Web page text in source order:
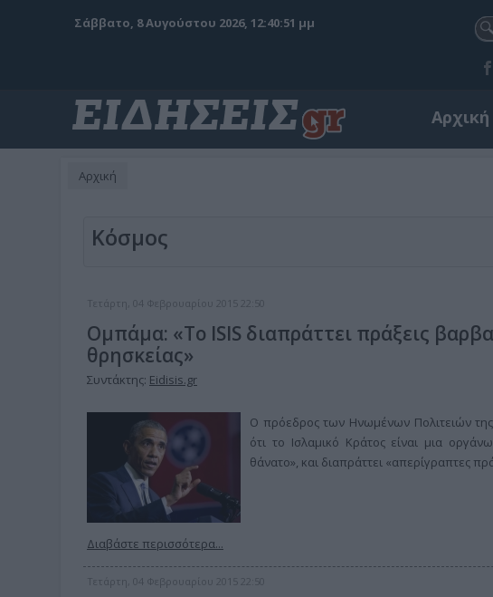
Σάββατο, 8 Αυγούστου 2026, 12:40:52 μμ
Αρχική
Αρχική
Κόσμος
Τετάρτη, 04 Φεβρουαρίου 2015 22:50
Ομπάμα: «Το ISIS διαπράττει πράξεις
θρησκείας»
Συντάκτης: Eidisis.gr
Ο πρόεδρος των Ηνωμένων Πολιτειών
ότι το Ισλαμικό Κράτος είναι μια
θάνατο», και διαπράττει «απερίγραπτες
Διαβάστε περισσότερα...
Τετάρτη, 04 Φεβρουαρίου 2015 22:50